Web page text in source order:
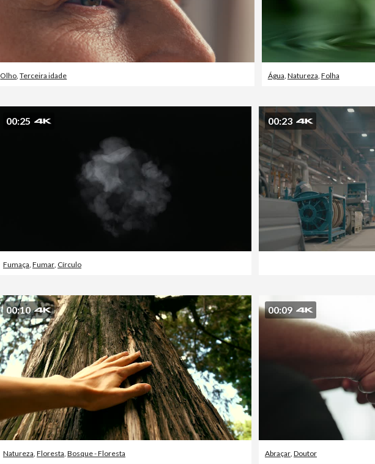
Olho ,Terceira idade Água Natureza Folha
00:25
Fumaça Fumar Círculo
00:23
00:10
Natureza Floresta Bosque - Floresta
00:09
Abraçar Doutor